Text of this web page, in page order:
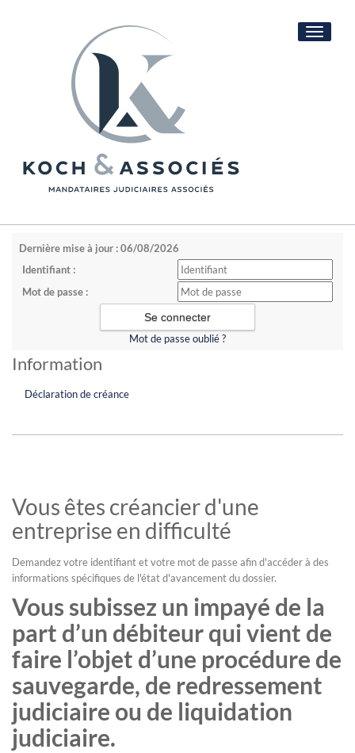
Toggle
Dernière mise à jour : 06/08/2026
Identifiant :
Mot de passe :
Mot de passe oublié ?
Information
Déclaration de créance
Vous êtes créancier d'une
entreprise en difficulté
Demandez votre identifiant et votre mot de passe afin d'accéder à des
informations spécifiques de l'état d'avancement du dossier.
Vous subissez un impayé de la
part d’un débiteur qui vient de
faire l’objet d’une procédure de
sauvegarde, de redressement
judiciaire ou de liquidation
judiciaire.